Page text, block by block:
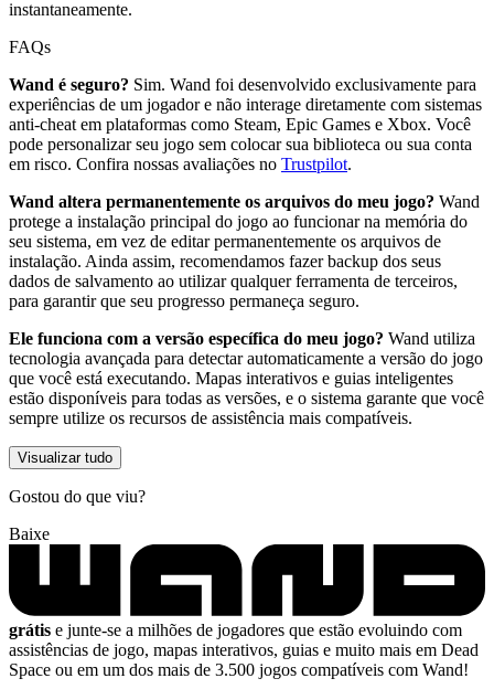
instantaneamente.
FAQs
Wand é seguro? Sim. Wand foi desenvolvido exclusivamente para
experiências de um jogador e não interage diretamente com sistemas
anti-cheat em plataformas como Steam, Epic Games e Xbox. Você
pode personalizar seu jogo sem colocar sua biblioteca ou sua conta
em risco. Confira nossas avaliações no Trustpilot.
Wand altera permanentemente os arquivos do meu jogo? Wand
protege a instalação principal do jogo ao funcionar na memória do
seu sistema, em vez de editar permanentemente os arquivos de
instalação. Ainda assim, recomendamos fazer backup dos seus
dados de salvamento ao utilizar qualquer ferramenta de terceiros,
para garantir que seu progresso permaneça seguro.
Ele funciona com a versão específica do meu jogo? Wand utiliza
tecnologia avançada para detectar automaticamente a versão do jogo
que você está executando. Mapas interativos e guias inteligentes
estão disponíveis para todas as versões, e o sistema garante que você
sempre utilize os recursos de assistência mais compatíveis.
Visualizar tudo
Gostou do que viu?
Baixe
grátis e junte-se a milhões de jogadores que estão evoluindo com
assistências de jogo, mapas interativos, guias e muito mais em Dead
Space ou em um dos mais de 3.500 jogos compatíveis com Wand!